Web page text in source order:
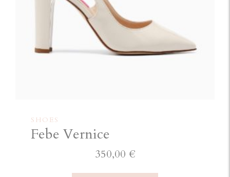
SHOES
Febe Vernice
350,00 €